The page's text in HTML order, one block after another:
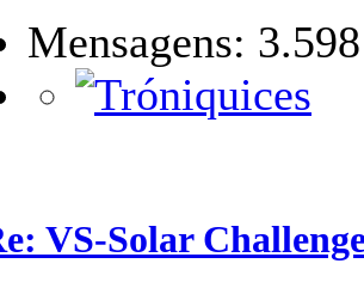
Mensagens: 3.598
VS-Solar